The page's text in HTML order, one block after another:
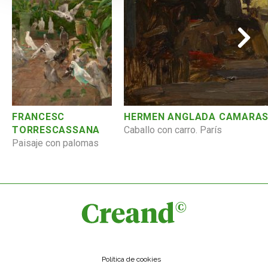
FRANCESC
TORRESCASSANA
Paisaje con palomas
HERMEN ANGLADA
Caballo con carro. París
Política de cookies